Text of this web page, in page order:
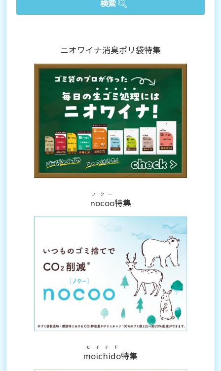
ニオワイナ消臭ポリ袋特集
nocoo
ノクー
特集
moichido
モイチド
特集